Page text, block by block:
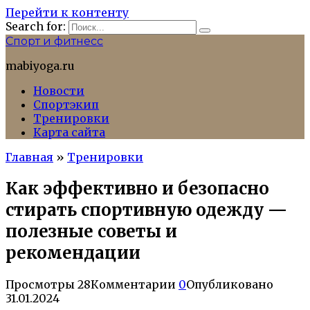
Перейти к контенту
Search for:
Спорт и фитнесс
mabiyoga.ru
Новости
Спортэкип
Тренировки
Карта сайта
Главная » Тренировки
Как эффективно и безопасно
стирать спортивную одежду —
полезные советы и
рекомендации
Просмотры 28Комментарии 0Опубликовано
31.01.2024